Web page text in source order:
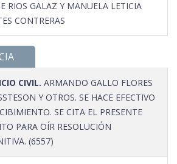
RIOS GALAZ Y MANUELA LETICIA
CONTRERAS
CIVIL. ARMANDO GALLO FLORES
Y OTROS. SE HACE EFECTIVO
SE CITA EL PRESENTE
PARA OÍR RESOLUCIÓN
(6557)